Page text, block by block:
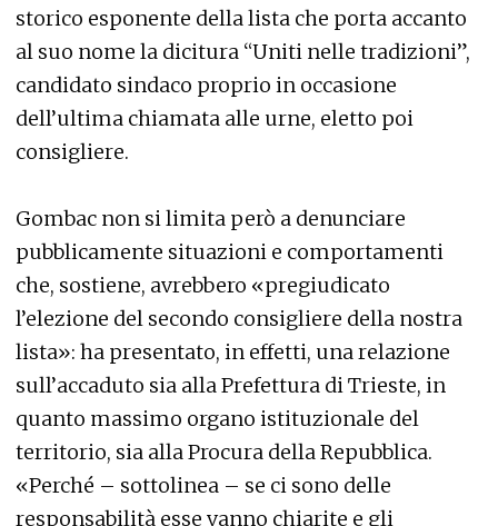
storico esponente della lista che porta accanto
al suo nome la dicitura “Uniti nelle tradizioni”,
candidato sindaco proprio in occasione
dell’ultima chiamata alle urne, eletto poi
consigliere.
Gombac non si limita però a denunciare
pubblicamente situazioni e comportamenti
che, sostiene, avrebbero «pregiudicato
l’elezione del secondo consigliere della nostra
lista»: ha presentato, in effetti, una relazione
sull’accaduto sia alla Prefettura di Trieste, in
quanto massimo organo istituzionale del
territorio, sia alla Procura della Repubblica.
«Perché – sottolinea – se ci sono delle
responsabilità esse vanno chiarite e gli